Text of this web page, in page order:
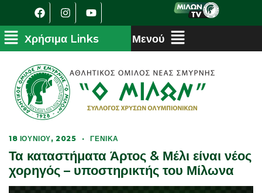
18 ΙΟΥΝΊΟΥ, 2025 · ΓΕΝΙΚΆ
Τα καταστήματα Άρτος & Μέλι είναι νέος
χορηγός – υποστηρικτής του Μίλωνα